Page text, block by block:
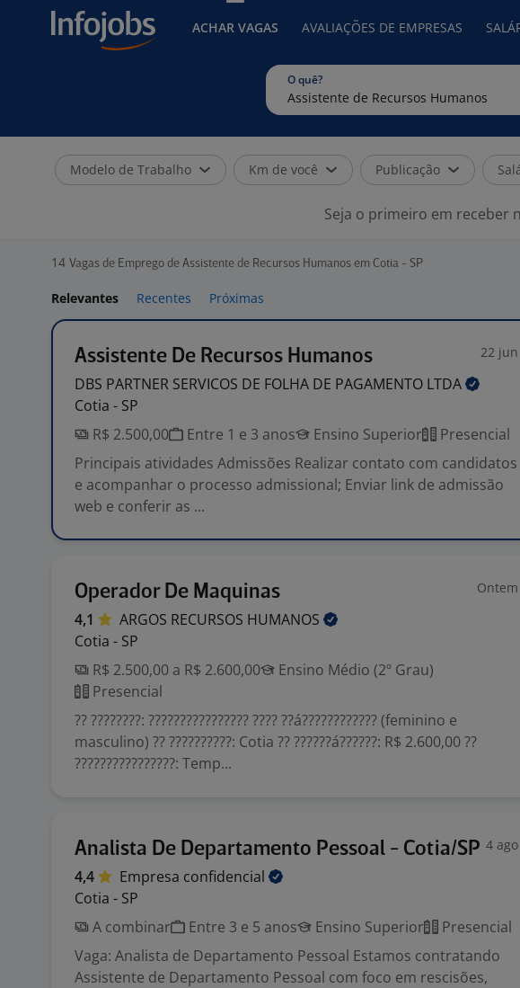
ACHAR VAGAS AVALIAÇÕES DE EMPRESAS
O quê?
Modelo de Trabalho Km de você Publicação
Seja o primeiro em receber
14 Vagas de Emprego de Assistente de Recursos Humanos em Cotia - SP
Relevantes Recentes Próximas
Assistente De Recursos Humanos 22 jun
DBS PARTNER SERVICOS DE FOLHA DE PAGAMENTO LTDA
Cotia - SP
R$ 2.500,00
Entre 1 e 3 anos Ensino Superior
Presencial
Principais atividades Admissões Realizar contato com candidatos
e acompanhar o processo admissional; Enviar link de admissão
web e conferir as ...
Operador De Maquinas Ontem
4,1 ARGOS RECURSOS HUMANOS
Cotia - SP
R$ 2.500,00 a R$ 2.600,00
Ensino Médio (2º Grau)
Presencial
?? ????????: ???????????????? ???? ??á???????????? (feminino e
masculino) ?? ??????????: Cotia ?? ??????á??????: R$ 2.600,00 ??
????????????????: Temp...
Analista De Departamento Pessoal - Cotia/SP 4 ago
4,4 Empresa confidencial
Cotia - SP
A combinar
Entre 3 e 5 anos Ensino Superior
Presencial
Vaga: Analista de Departamento Pessoal Estamos contratando
Assistente de Departamento Pessoal com foco em rescisões,